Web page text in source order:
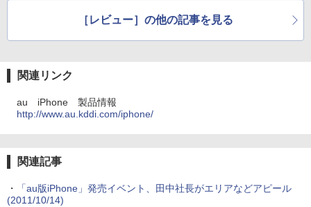
［レビュー］の他の記事を見る
関連リンク
au iPhone 製品情報
http://www.au.kddi.com/iphone/
関連記事
・
「au版iPhone」発売イベント、田中社長がエリアなどアピール
(2011/10/14)